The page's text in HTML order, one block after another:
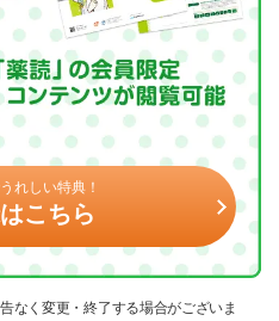
れしい特典！
こちら
なく変更・終了する場合がございま